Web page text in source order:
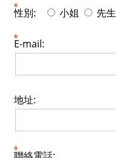
性別: 小姐 先生
E-mail:
地址: